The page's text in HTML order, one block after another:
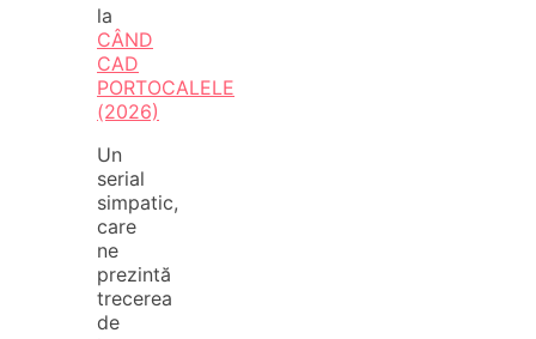
la
CÂND
CAD
PORTOCALELE
(2026)
Un
serial
simpatic,
care
ne
prezintă
trecerea
de